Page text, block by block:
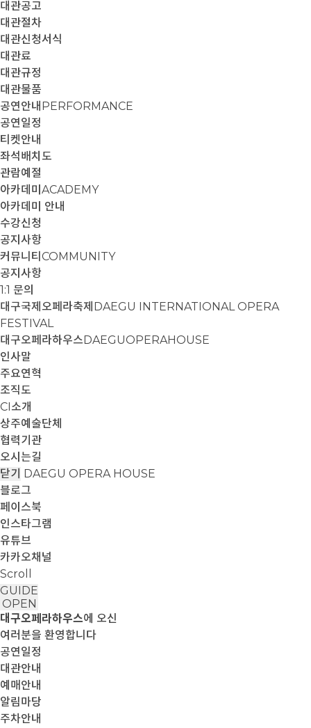
대관공고
대관절차
대관신청서식
대관료
대관규정
대관물품
공연안내 PERFORMANCE
공연일정
티켓안내
좌석배치도
관람예절
아카데미 ACADEMY
아카데미 안내
수강신청
공지사항
커뮤니티 COMMUNITY
공지사항
1:1 문의
대구국제오페라축제 DAEGU INTERNATIONAL OPERA
FESTIVAL
대구오페라하우스DAEGUOPERAHOUSE
인사말
주요연혁
조직도
CI소개
상주예술단체
협력기관
오시는길
닫기 DAEGU OPERA HOUSE
블로그
페이스북
인스타그램
유튜브
카카오채널
Scroll
GUIDE
OPEN
대구오페라하우스에 오신
여러분을 환영합니다
공연일정
대관안내
예매안내
알림마당
주차안내